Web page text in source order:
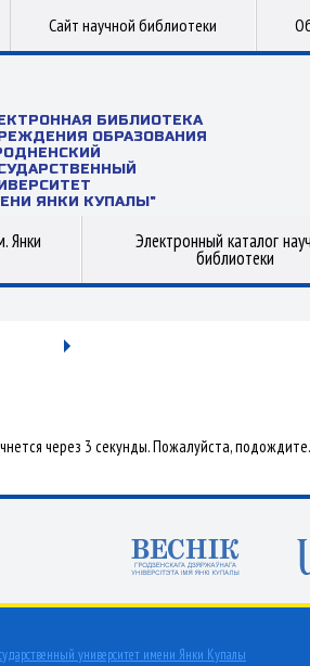
Сайт научной библиотеки
БИБЛИОТЕКА
ОБРАЗОВАНИЯ
ЯНКИ КУПАЛЫ"
Янки Электронный каталог
библиотеки
через 3 секунды. Пожалуйста, подождите.
университет имени Янки Купалы